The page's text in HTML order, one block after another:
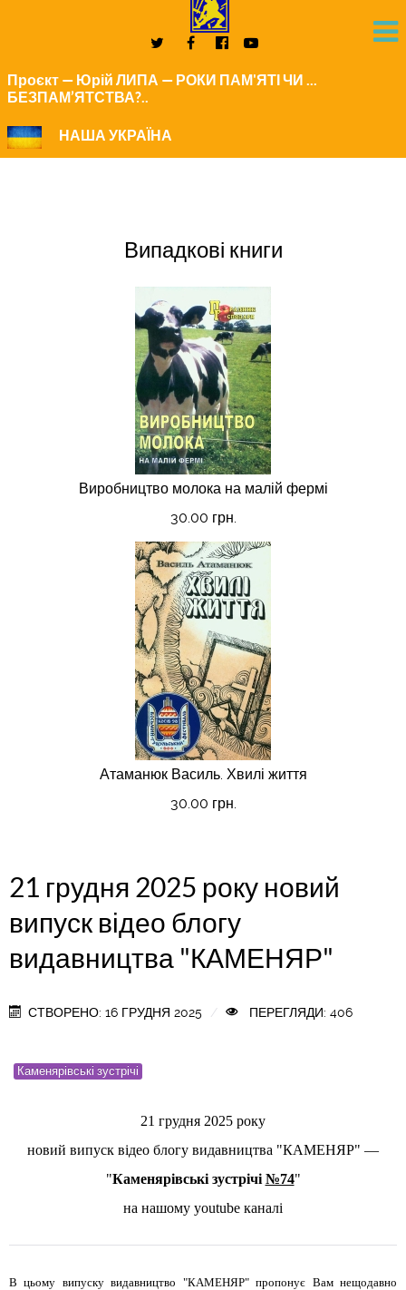
Проєкт — Юрій ЛИПА — РОКИ ПАМ'ЯТІ ЧИ ...
БЕЗПАМ’ЯТСТВА?..
НАША УКРАЇНА
Випадкові книги
Виробництво молока на малій фермі
30.00 грн.
Атаманюк Василь. Хвилі життя
30.00 грн.
21 грудня 2025 року новий
випуск відео блогу
видавництва "КАМЕНЯР"
СТВОРЕНО: 16 ГРУДНЯ 2025 ПЕРЕГЛЯДИ: 406
Каменярівські зустрічі
21 грудня 2025 року
новий випуск відео блогу видавництва "КАМЕНЯР" —
"Каменярівські зустрічі №74"
на нашому youtube каналі
В цьому випуску видавництво "КАМЕНЯР" пропонує Вам нещодавно